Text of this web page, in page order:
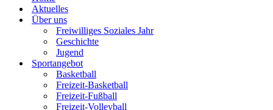
Aktuelles
Über uns
Freiwilliges Soziales Jahr
Geschichte
Jugend
Sportangebot
Basketball
Freizeit-Basketball
Freizeit-Fußball
Freizeit-Volleyball